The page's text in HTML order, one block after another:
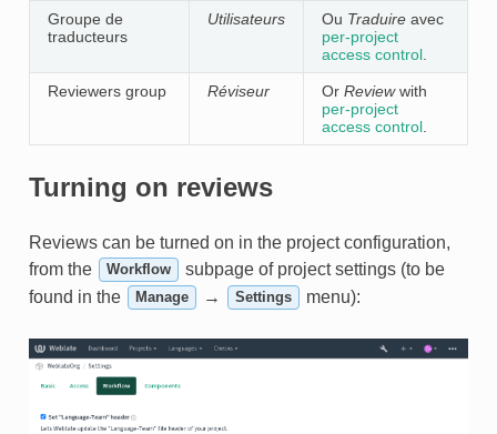
Groupe de
traducteurs
Utilisateurs Ou Traduireavec
per-project
access control.
Reviewers group Réviseur Or Reviewwith
per-project
access control.
Turning on reviews
Reviews can be turned on in the project configuration,
from the
Workflow
subpage of project settings (to be
found in the
Manage → Settings menu):